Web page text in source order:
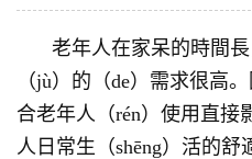
老年人在家呆的時間
（jù）的（de）需求很高
合老年人（rén）使用直接
人日常生（shēng）活的舒